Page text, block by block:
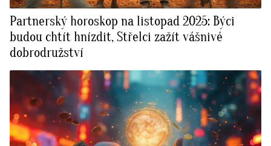
Partnerský horoskop na listopad 2025: Býci
budou chtít hnízdit, Střelci zažít vášnivé
dobrodružství